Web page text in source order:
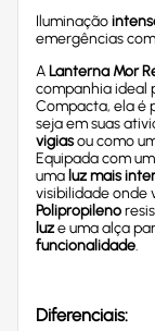
Iluminação
emergências
ALanterna Mor
companhia ideal
Compacta, ela é
seja em suas
vigiasou como
Equipada com um
uma luz mais
visibilidade onde
Polipropileno
luze uma alça
funcionalidade.
Diferenciais: